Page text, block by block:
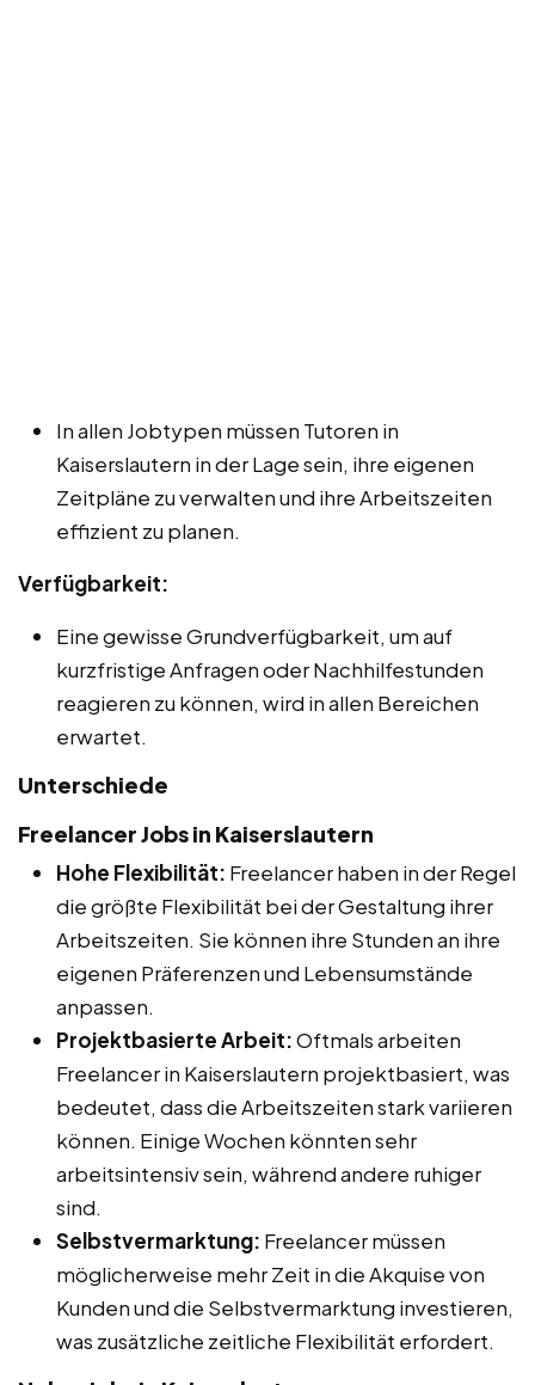
In allen Jobtypen müssen Tutoren in
Kaiserslautern in der Lage sein, ihre eigenen
Zeitpläne zu verwalten und ihre Arbeitszeiten
effizient zu planen.
Verfügbarkeit:
Eine gewisse Grundverfügbarkeit, um auf
kurzfristige Anfragen oder Nachhilfestunden
reagieren zu können, wird in allen Bereichen
erwartet.
Unterschiede
Freelancer Jobs in Kaiserslautern
Hohe Flexibilität: Freelancer haben in der Regel
die größte Flexibilität bei der Gestaltung ihrer
Arbeitszeiten. Sie können ihre Stunden an ihre
eigenen Präferenzen und Lebensumstände
anpassen.
Projektbasierte Arbeit:Oftmals arbeiten
Freelancer in Kaiserslautern projektbasiert, was
bedeutet, dass die Arbeitszeiten stark variieren
können. Einige Wochen könnten sehr
arbeitsintensiv sein, während andere ruhiger
sind.
Selbstvermarktung: Freelancer müssen
möglicherweise mehr Zeit in die Akquise von
Kunden und die Selbstvermarktung investieren,
was zusätzliche zeitliche Flexibilität erfordert.